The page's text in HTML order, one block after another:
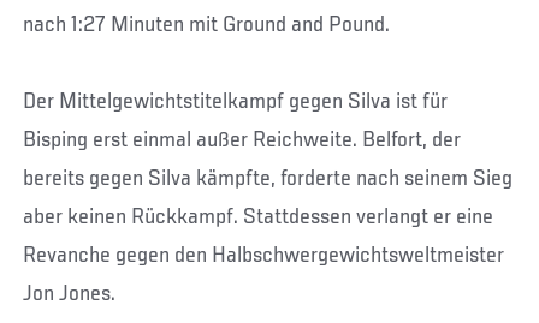
nach 1:27 Minuten mit Ground and Pound.
Der Mittelgewichtstitelkampf gegen Silva ist für
Bisping erst einmal außer Reichweite. Belfort, der
bereits gegen Silva kämpfte, forderte nach seinem Sieg
aber keinen Rückkampf. Stattdessen verlangt er eine
Revanche gegen den Halbschwergewichtsweltmeister
Jon Jones.